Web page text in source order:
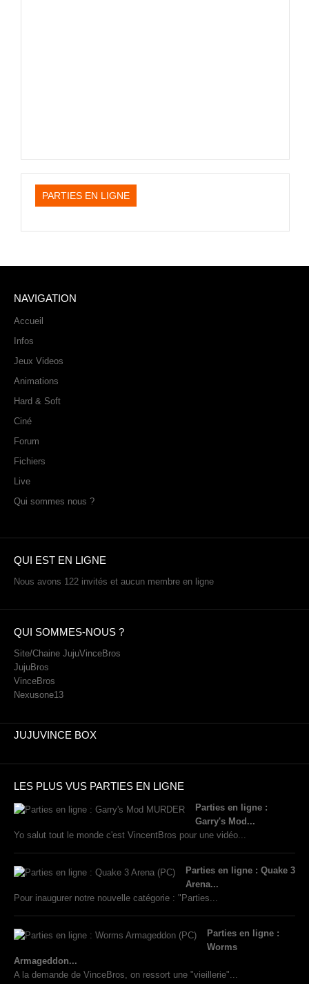
PARTIES EN LIGNE
NAVIGATION
Accueil
Infos
Jeux Videos
Animations
Hard & Soft
Ciné
Forum
Fichiers
Live
Qui sommes nous ?
QUI EST EN LIGNE
Nous avons 122 invités et aucun membre en ligne
QUI SOMMES-NOUS ?
Site/Chaine JujuVinceBros
JujuBros
VinceBros
Nexusone13
JUJUVINCE BOX
LES PLUS VUS PARTIES EN LIGNE
Parties en ligne :
Garry's Mod...
Yo salut tout le monde c'est VincentBros pour une vidéo...
Parties en ligne : Quake 3
Arena...
Pour inaugurer notre nouvelle catégorie : "Parties...
Parties en ligne :
Worms
Armageddon...
A la demande de VinceBros, on ressort une "vieillerie"...